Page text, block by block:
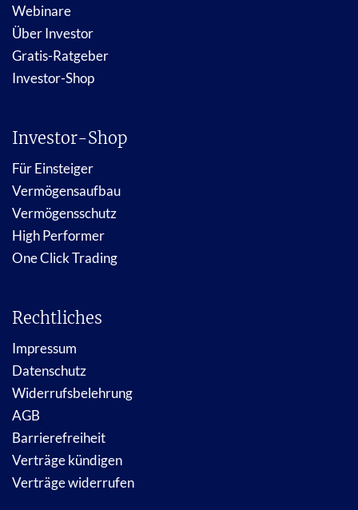
Webinare
Über Investor
Gratis-Ratgeber
Investor-Shop
Investor-Shop
Für Einsteiger
Vermögensaufbau
Vermögensschutz
High Performer
One Click Trading
Rechtliches
Impressum
Datenschutz
Widerrufsbelehrung
AGB
Barrierefreiheit
Verträge kündigen
Verträge widerrufen